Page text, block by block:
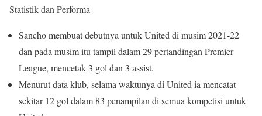
Statistik dan Performa
Sancho membuat debutnya untuk United di musim 2021-22
dan pada musim itu tampil dalam 29 pertandingan Premier
League, mencetak 3 gol dan 3 assist.
Menurut data klub, selama waktunya di United ia mencatat
sekitar 12 gol dalam 83 penampilan di semua kompetisi untuk